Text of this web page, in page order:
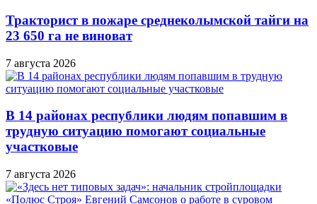
Тракторист в пожаре среднеколымской тайги на
23 650 га не виноват
7 августа 2026
В 14 районах республики людям попавшим в
трудную ситуацию помогают социальные
участковые
7 августа 2026